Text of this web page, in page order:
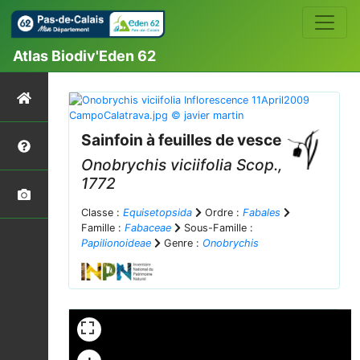
Atlas Biodiv'Eden 62
Sainfoin à feuilles de vesce
Onobrychis viciifolia Scop.,
1772
Classe : Equisetopsida Ordre : Fabales
Famille : Fabaceae
Sous-Famille :
Papilionoideae
Genre : Onobrychis